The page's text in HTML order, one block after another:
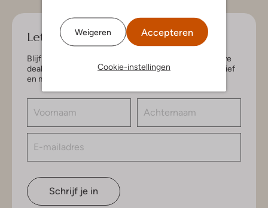
Weigeren Accepteren
Cookie-instellingen
Let's keep in touch!
Blijf op de hoogte van de nieuwste items en exclusieve
deals, speciaal voor jou. Schrijf je in voor de nieuwsbrief
en maak kans op € 150,- shoptegoed.
Schrijf je in